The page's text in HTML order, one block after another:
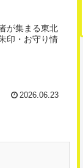
が集まる東北
印・お守り情
2026.06.23